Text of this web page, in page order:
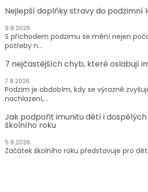
Nejlepší doplňky stravy do podzimní
9.8.2026
S příchodem podzimu se mění nejen
potřeby n...
7 nejčastějších chyb, které oslabují
7.8.2026
Podzim je obdobím, kdy se výrazně
nachlazení,...
Jak podpořit imunitu dětí i
školního roku
5.8.2026
Začátek školního roku představuje pro